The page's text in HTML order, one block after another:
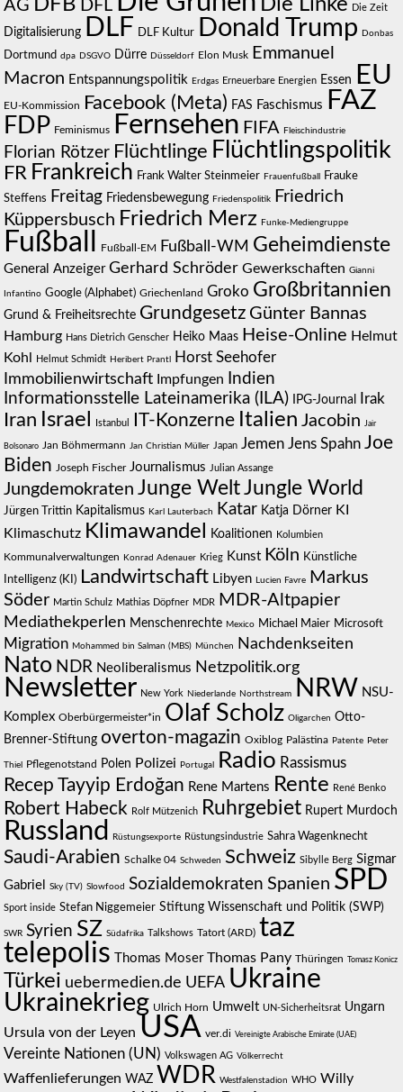
AG
DFL Die Zeit
Digitalisierung DLF DLF Kultur Donald Trump Donbas
Dortmund dpa DSGVO Dürre Düsseldorf Elon Musk Emmanuel
Macron Entspannungspolitik Erdgas Erneuerbare Energien Essen EU
EU-Kommission Facebook (Meta) FAS Faschismus FAZ
FDP Feminismus Fernsehen FIFA Fleischindustrie
Florian Rötzer Flüchtlinge Flüchtlingspolitik
FR Frankreich Frank Walter Steinmeier Frauenfußball
Frauke
Steffens Freitag Friedensbewegung Friedenspolitik
Friedrich
Küppersbusch Friedrich Merz Funke-Mediengruppe
Fußball Fußball-EM Fußball-WM Geheimdienste
General Anzeiger Gerhard Schröder Gewerkschaften Gianni
Infantino Google (Alphabet) Griechenland Groko Großbritannien
Grund & Freiheitsrechte Grundgesetz Günter Bannas
Hamburg Hans Dietrich Genscher Heiko Maas Heise-Online Helmut
Kohl
Helmut Schmidt Heribert Prantl Horst Seehofer
Immobilienwirtschaft Impfungen
Indien
Informationsstelle Lateinamerika (ILA)
IPG-Journal Irak
Iran Israel Istanbul IT-Konzerne Italien Jacobin Jair
Bolsonaro Jan Böhmermann Jan Christian Müller Japan Jemen Jens Spahn Joe
Biden Joseph Fischer Journalismus Julian Assange
Jungdemokraten Junge Welt Jungle World
Jürgen Trittin Kapitalismus Karl Lauterbach Katar Katja Dörner KI
Klimaschutz Klimawandel Koalitionen Kolumbien
Kommunalverwaltungen Konrad Adenauer Krieg Kunst Köln Künstliche
Intelligenz (KI) Landwirtschaft Libyen Lucien Favre
Markus
Söder Martin Schulz Mathias Döpfner MDR MDR-Altpapier
Mediathekperlen Menschenrechte Mexico Michael Maier Microsoft
Migration Mohammed bin Salman (MBS) München Nachdenkseiten
Nato NDR Neoliberalismus Netzpolitik.org
Newsletter New York Niederlande Northstream NRW NSU-
Komplex Oberbürgermeister*in Olaf Scholz Oligarchen Otto-
Brenner-Stiftung overton-magazin Oxiblog Palästina Patente Peter
Thiel Pflegenotstand Polen Polizei Portugal Radio Rassismus
Recep Tayyip Erdoğan Rene Martens Rente René Benko
Robert Habeck Rolf Mützenich Ruhrgebiet Rupert Murdoch
Russland Rüstungsexporte Rüstungsindustrie Sahra Wagenknecht
Saudi-Arabien Schalke 04 Schweden Schweiz Sibylle Berg Sigmar
Gabriel
Sky (TV) Slowfood Sozialdemokraten Spanien SPD
Sport inside Stefan Niggemeier Stiftung Wissenschaft und Politik (SWP)
SWR Syrien SZ Südafrika Talkshows Tatort (ARD) taz
telepolis Thomas Moser Thomas Pany Thüringen Tomasz Konicz
Türkei uebermedien.de UEFA Ukraine
Ukrainekrieg Ulrich Horn Umwelt UN-Sicherheitsrat Ungarn
Ursula von der Leyen USA ver.di Vereinigte Arabische Emirate (UAE)
Vereinte Nationen (UN) Volkswagen AG Völkerrecht
Waffenlieferungen WAZ WDR Westfalenstadion WHO Willy